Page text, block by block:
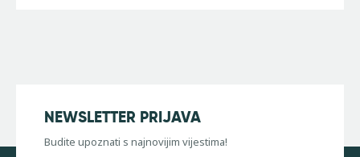
NEWSLETTER PRIJAVA
Budite upoznati s najnovijim vijestima!